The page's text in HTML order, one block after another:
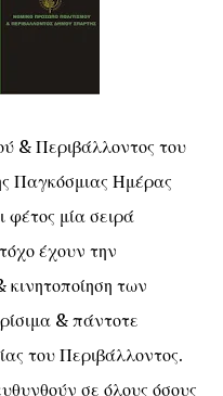
& Περιβάλλοντος του
Παγκόσμιας Ημέρας
φέτος μία σειρά
έχουν την
κινητοποίηση των
& πάντοτε
του Περιβάλλοντος.
σε όλους όσους